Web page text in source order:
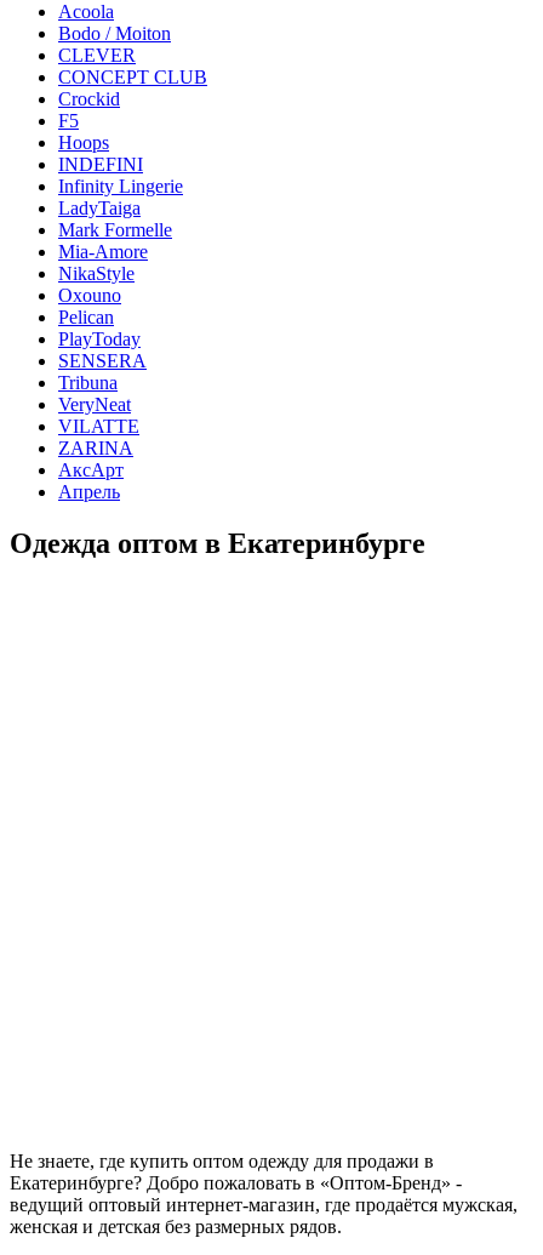
Acoola
Bodo / Moiton
CLEVER
CONCEPT CLUB
Crockid
F5
Hoops
INDEFINI
Infinity Lingerie
LadyTaiga
Mark Formelle
Mia-Amore
NikaStyle
Oxouno
Pelican
PlayToday
SENSERA
Tribuna
VeryNeat
VILATTE
ZARINA
АксАрт
Апрель
Одежда оптом в Екатеринбурге
Не знаете, где купить оптом одежду для продажи в
Екатеринбурге? Добро пожаловать в «Оптом-Бренд» -
ведущий оптовый интернет-магазин, где продаётся мужская,
женская и детская без размерных рядов.